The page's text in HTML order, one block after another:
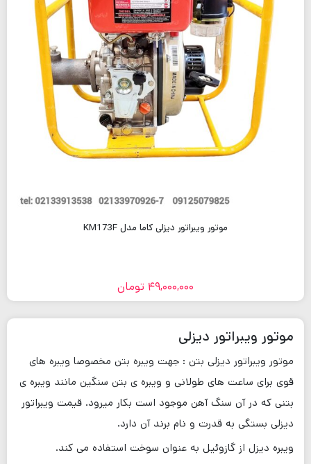
موتور ویبراتور دیزلی کاما مدل KM173F
49,000,000 تومان
موتور ویبراتور دیزلی
موتور ویبراتور دیزلی بتن : جهت ویبره بتن مخصوصا ویبره های
قوی برای ساعت های طولانی و ویبره ی بتن سنگین مانند ویبره ی
بتنی که در آن سنگ آهن موجود است بکار میرود. قیمت ویبراتور
دیزلی بستگی به قدرت و نام برند آن دارد.
ویبره دیزل از گازوئیل به عنوان سوخت استفاده می کند.